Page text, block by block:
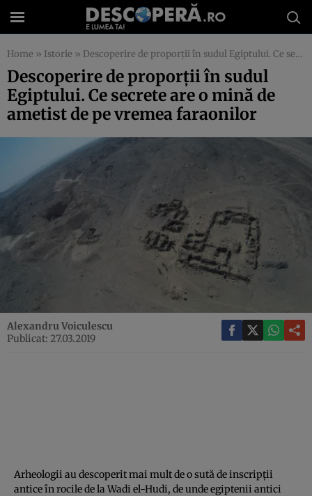
Home » Istorie » Descoperire de proporţii în sudul Egiptului. Ce secrete are o mină de ametist de pe vremea faraonilor
Descoperire de proporţii în sudul
Egiptului. Ce secrete are o mină de
ametist de pe vremea faraonilor
Alexandru Voiculescu
Publicat: 27.03.2019
Arheologii au descoperit mai mult de o sută de inscripţii
antice în rocile de la Wadi el-Hudi, de unde egiptenii antici